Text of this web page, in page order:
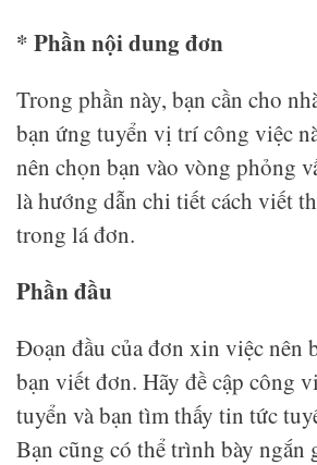
* Phần nội dung đơn
Trong phần này, bạn cần cho
bạn ứng tuyển vị trí công việc
nên chọn bạn vào vòng phỏng
là hướng dẫn chi tiết cách viết
trong lá đơn.
Phần đầu
Đoạn đầu của đơn xin việc nên
bạn viết đơn. Hãy đề cập công
tuyển và bạn tìm thấy tin tức
Bạn cũng có thể trình bày ngắn